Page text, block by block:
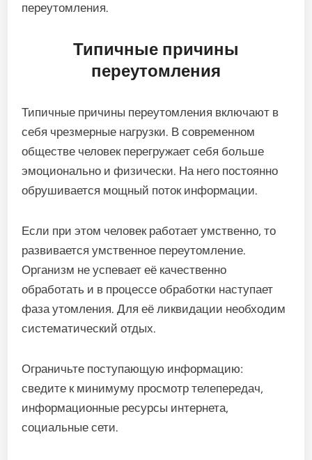
переутомления.
Типичные причины
переутомления
Типичные причины переутомления включают в
себя чрезмерные нагрузки. В современном
обществе человек перегружает себя больше
эмоционально и физически. На него постоянно
обрушивается мощный поток информации.
Если при этом человек работает умственно, то
развивается умственное переутомление.
Организм не успевает её качественно
обработать и в процессе обработки наступает
фаза утомления. Для её ликвидации необходим
систематический отдых.
Ограничьте поступающую информацию:
сведите к минимуму просмотр телепередач,
информационные ресурсы интернета,
социальные сети.